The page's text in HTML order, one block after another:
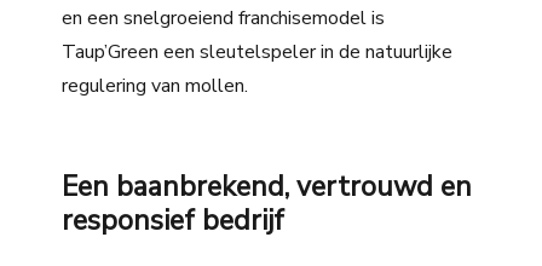
en een snelgroeiend franchisemodel is
Taup’Green een sleutelspeler in de natuurlijke
regulering van mollen.
Een baanbrekend, vertrouwd en
responsief bedrijf